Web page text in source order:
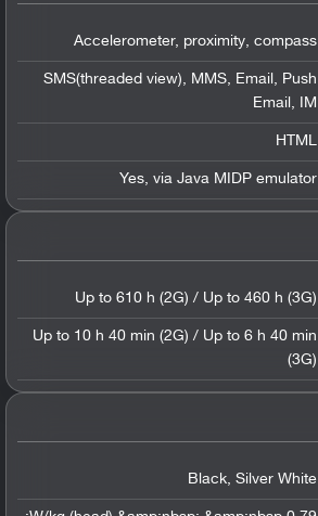
Accelerometer, proximity, compass
SMS(threaded view), MMS, Email, Push
Email, IM
HTML
Yes, via Java MIDP emulator
Up to 610 h (2G) / Up to 460 h (3G)
Up to 10 h 40 min (2G) / Up to 6 h 40 min
(3G)
Black, Silver White